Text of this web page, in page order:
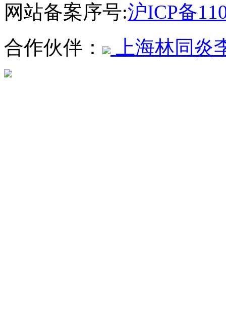
网站备案序号:沪ICP备
合作伙伴：
上海林同炎